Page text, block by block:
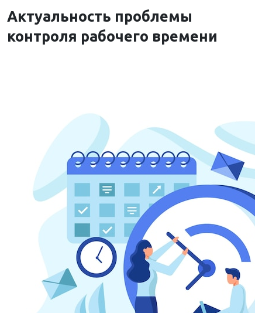
Актуальность проблемы
контроля рабочего времени